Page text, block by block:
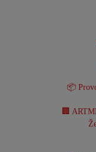
📦
🏢